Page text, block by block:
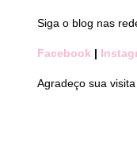
Siga o blog nas
Facebook |
Agradeço sua